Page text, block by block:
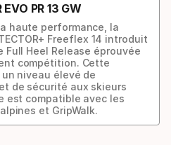
PR 13 GW
haute performance, la
Freeflex 14 introduit
Full Heel Release éprouvée
compétition. Cette
niveau élevé de
de sécurité aux skieurs
est compatible avec les
et GripWalk.